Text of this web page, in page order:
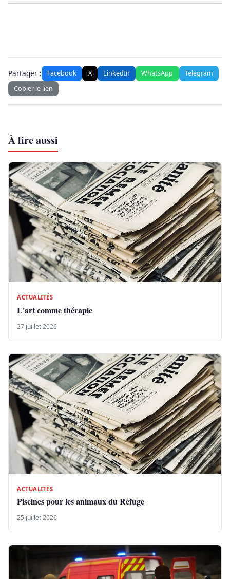
Partager : Facebook X LinkedIn WhatsApp
Telegram
Copier le lien
À lire aussi
ACTUALITÉS
L'art comme thérapie
27 juillet 2026
ACTUALITÉS
Piscines pour les animaux du Refuge
25 juillet 2026